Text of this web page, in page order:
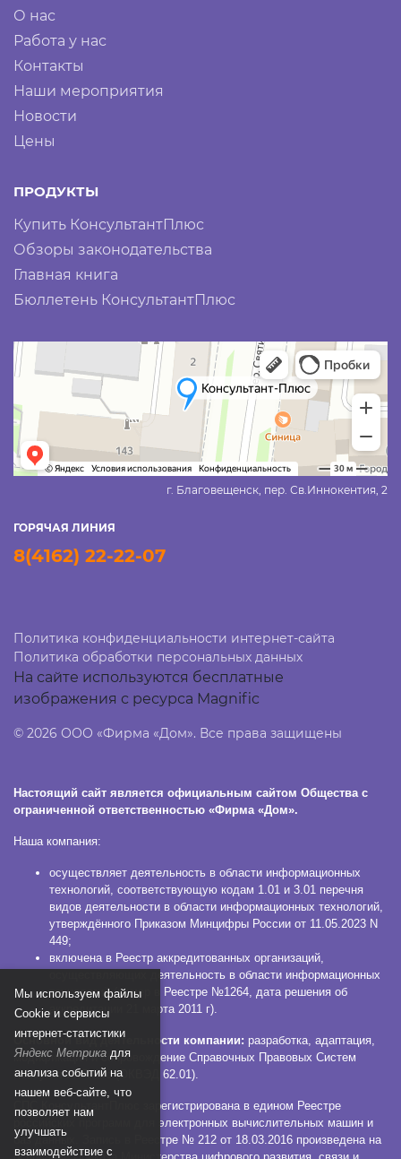
О нас
Работа у нас
Контакты
Наши мероприятия
Новости
Цены
ПРОДУКТЫ
Купить КонсультантПлюс
Обзоры законодательства
Главная книга
Бюллетень КонсультантПлюс
г. Благовещенск, пер. Св.Иннокентия, 2
ГОРЯЧАЯ ЛИНИЯ
8(4162) 22-22-07
Политика конфиденциальности интернет-сайта
Политика обработки персональных данных
На сайте используются бесплатные
изображения с ресурса Magnific
© 2026 ООО «Фирма «Дом». Все права защищены
Настоящий сайт является официальным сайтом Общества с
ограниченной ответственностью «Фирма «Дом».
Наша компания:
осуществляет деятельность в области информационных
технологий, соответствующую кодам 1.01 и 3.01 перечня
видов деятельности в области информационных технологий,
утверждённого Приказом Минцифры России от 11.05.2023 N
449;
включена в Реестр аккредитованных организаций,
осуществляющих деятельность в области информационных
технологий (номер в Реестре №1264, дата решения об
аккредитации 21 марта 2011 г).
Основной вид деятельности компании: разработка, адаптация,
модификация и сопровождение Справочных Правовых Систем
КонсультантПлюс (ОКВЭД 62.01).
СПС КонсультантПлюс зарегистрирована в едином Реестре
российских программ для электронных вычислительных машин и
баз данных. Запись в Реестре № 212 от 18.03.2016 произведена на
Мы используем файлы
Сookie и сервисы
интернет-статистики
Яндекс Метрика для
анализа событий на
нашем веб-сайте, что
позволяет нам
улучшать
взаимодействие с